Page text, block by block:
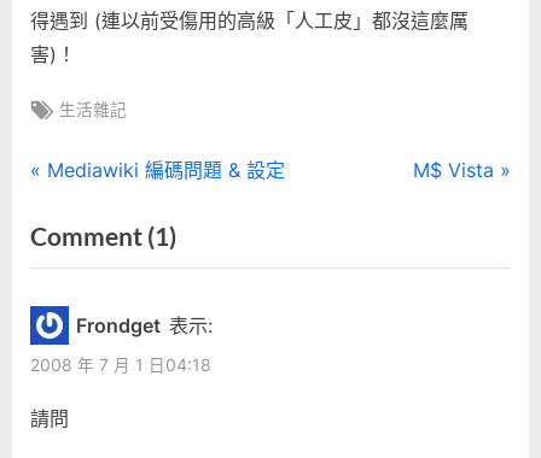
得遇到 (連以前受傷用的高級「人工皮」都沒這麼厲
害)！
Tags:
生活雜記
文
章
導
覽
P
e
v
i
o
u
s
Mediawiki 編碼問題 & 設定
N
t
M$ Vista
Comment (1)on
“烤
肉”
Frondget 表示:
2008 年 7 月 1 日04:18
請問